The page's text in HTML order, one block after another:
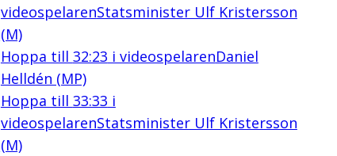
videospelarenStatsminister Ulf Kristersson
(M)
Hoppa till 32:23 i videospelarenDaniel
Helldén (MP)
Hoppa till 33:33 i
videospelarenStatsminister Ulf Kristersson
(M)